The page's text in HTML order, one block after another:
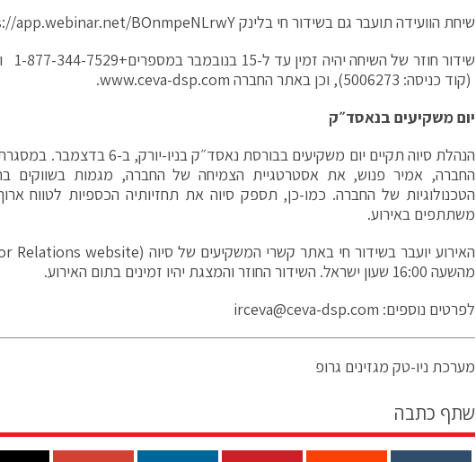
שיחת הוועידה תועבר גם בשידור חי בלינקapp.webinar.net/BOnmpeNLrwY
(קוד כניסה: 5006273), וכן באתר החברה
www.ceva-dsp.com
.
יום משקיעים בנאסד״ק
הנהלת סיוה תקיים יום משקיעים בבורסת
החברה, אמיר פנוש, את אסטרטגיית הצמיחה של החברה, מגמות בשווקים
הטכנולוגיות של החברה. כמו-כן, תספק סיוה את תחזיותיה הכספיות לטווח
משתתפים באירוע.
האירוע יועבר בשידור חי באתר קשרי המשקיעים של סיוה (Relations website
מהשעה 16:00 שעון ישראל. השידור החוזר והמצגת יהיו זמינים בתום האירוע.
לפרטים נוספים: irceva@ceva-dsp.com
מערכת ניו-טק מגזינים גרופ
שתף כתבה